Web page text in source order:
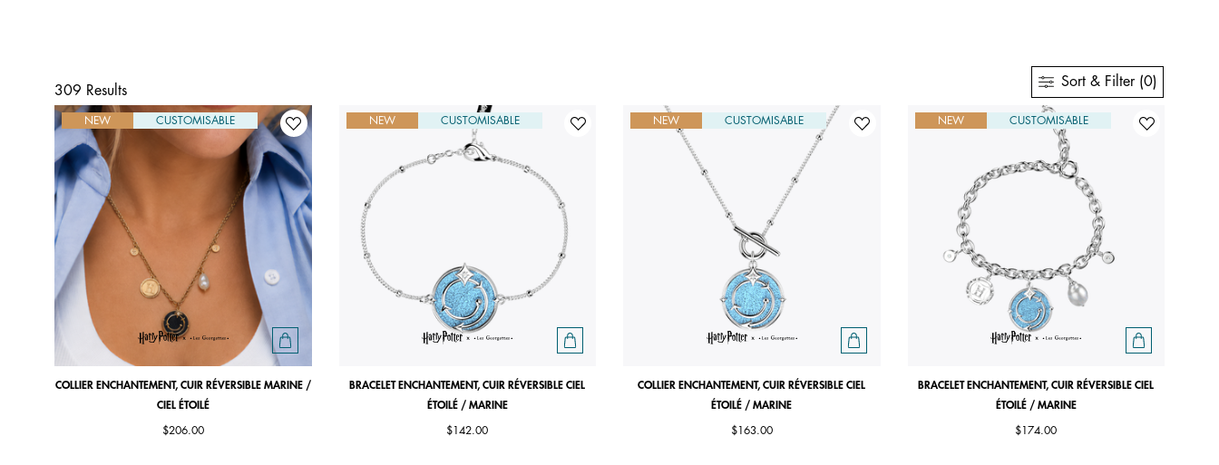
309 Results
Sort & Filter (0)
NEW CUSTOMISABLE
COLLIER ENCHANTEMENT, CUIR RÉVERSIBLE MARINE /
CIEL ÉTOILÉ
$206.00
NEW CUSTOMISABLE
BRACELET ENCHANTEMENT, CUIR RÉVERSIBLE CIEL
ÉTOILÉ / MARINE
$142.00
NEW CUSTOMISABLE
COLLIER ENCHANTEMENT, CUIR RÉVERSIBLE CIEL
ÉTOILÉ / MARINE
$163.00
NEW CUSTOMISABLE
BRACELET ENCHANTEMENT, CUIR RÉVERSIBLE CIEL
ÉTOILÉ / MARINE
$174.00